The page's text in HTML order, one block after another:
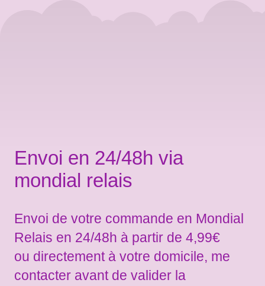
Envoi en 24/48h via
mondial relais
Envoi de votre commande en Mondial
Relais en 24/48h à partir de 4,99€
ou directement à votre domicile, me
contacter avant de valider la